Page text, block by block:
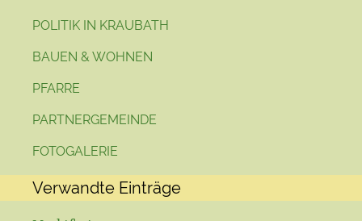
POLITIK IN KRAUBATH
BAUEN & WOHNEN
PFARRE
PARTNERGEMEINDE
FOTOGALERIE
Verwandte Einträge